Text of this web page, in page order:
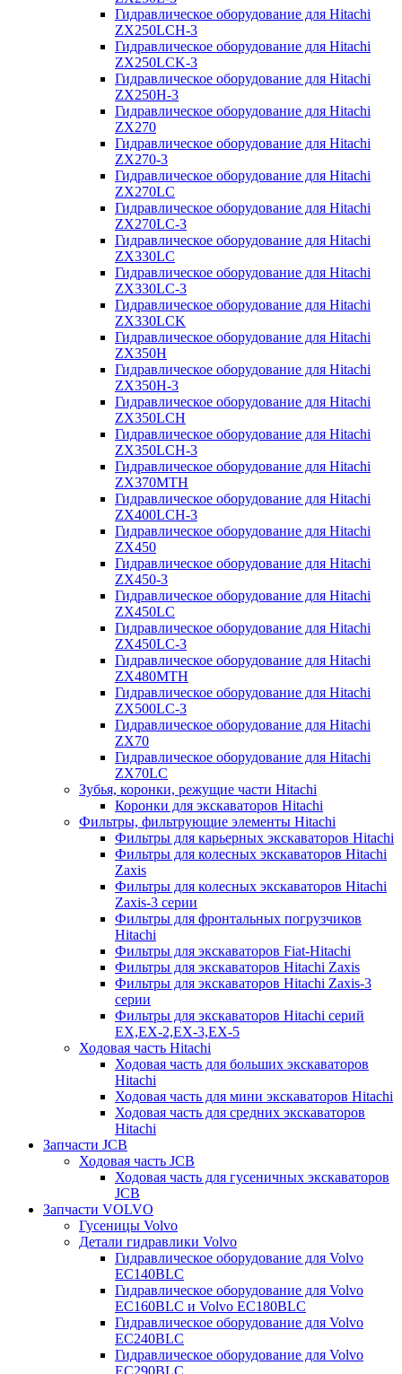
Гидравлическое оборудование для Hitachi
ZX250LCH-3
Гидравлическое оборудование для Hitachi
ZX250LCK-3
Гидравлическое оборудование для Hitachi
ZX250Н-3
Гидравлическое оборудование для Hitachi
ZX270
Гидравлическое оборудование для Hitachi
ZX270-3
Гидравлическое оборудование для Hitachi
ZX270LC
Гидравлическое оборудование для Hitachi
ZX270LC-3
Гидравлическое оборудование для Hitachi
ZX330LC
Гидравлическое оборудование для Hitachi
ZX330LC-3
Гидравлическое оборудование для Hitachi
ZX330LCK
Гидравлическое оборудование для Hitachi
ZX350H
Гидравлическое оборудование для Hitachi
ZX350H-3
Гидравлическое оборудование для Hitachi
ZX350LCH
Гидравлическое оборудование для Hitachi
ZX350LCH-3
Гидравлическое оборудование для Hitachi
ZX370MTH
Гидравлическое оборудование для Hitachi
ZX400LCH-3
Гидравлическое оборудование для Hitachi
ZX450
Гидравлическое оборудование для Hitachi
ZX450-3
Гидравлическое оборудование для Hitachi
ZX450LC
Гидравлическое оборудование для Hitachi
ZX450LC-3
Гидравлическое оборудование для Hitachi
ZX480MTH
Гидравлическое оборудование для Hitachi
ZX500LC-3
Гидравлическое оборудование для Hitachi
ZX70
Гидравлическое оборудование для Hitachi
ZX70LC
Зубья, коронки, режущие части Hitachi
Коронки для экскаваторов Hitachi
Фильтры, фильтрующие элементы Hitachi
Фильтры для карьерных экскаваторов Hitachi
Фильтры для колесных экскаваторов Hitachi
Zaxis
Фильтры для колесных экскаваторов Hitachi
Zaxis-3 серии
Фильтры для фронтальных погрузчиков
Hitachi
Фильтры для экскаваторов Fiat-Hitachi
Фильтры для экскаваторов Hitachi Zaxis
Фильтры для экскаваторов Hitachi Zaxis-3
серии
Фильтры для экскаваторов Hitachi серий
EX,EX-2,EX-3,EX-5
Ходовая часть Hitachi
Ходовая часть для больших экскаваторов
Hitachi
Ходовая часть для мини экскаваторов Hitachi
Ходовая часть для средних экскаваторов
Hitachi
Запчасти JCB
Ходовая часть JCB
Ходовая часть для гусеничных экскаваторов
JCB
Запчасти VOLVO
Гусеницы Volvo
Детали гидравлики Volvo
Гидравлическое оборудование для Volvo
EC140BLC
Гидравлическое оборудование для Volvo
EC160BLC и Volvo EC180BLC
Гидравлическое оборудование для Volvo
EC240BLC
Гидравлическое оборудование для Volvo
EC290BLC